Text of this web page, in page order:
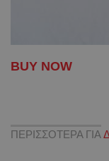
BUY NOW
ΠΕΡΙΣΣΟΤΕΡΑ ΓΙΑ